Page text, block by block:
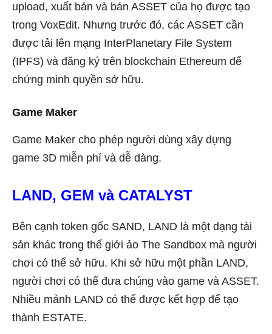
upload, xuất bản và bán ASSET của họ được tạo
trong VoxEdit. Nhưng trước đó, các ASSET cần
được tải lên mạng InterPlanetary File System
(IPFS) và đăng ký trên blockchain Ethereum để
chứng minh quyền sở hữu.
Game Maker
Game Maker cho phép người dùng xây dựng
game 3D miễn phí và dễ dàng.
LAND, GEM và CATALYST
Bên cạnh token gốc SAND, LAND là một dạng tài
sản khác trong thế giới ảo The Sandbox mà người
chơi có thể sở hữu. Khi sở hữu một phần LAND,
người chơi có thể đưa chúng vào game và ASSET.
Nhiều mảnh LAND có thể được kết hợp để tạo
thành ESTATE.